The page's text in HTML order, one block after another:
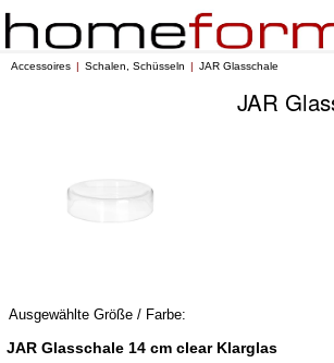
Accessoires Schalen, Schüsseln JAR Glasschale
JAR
Ausgewählte Größe / Farbe:
JAR Glasschale 14 cm clear Klarglas